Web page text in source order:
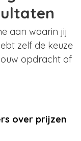
aan waarin jij
zelf de keuze
opdracht of
over prijzen